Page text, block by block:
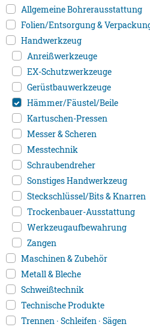
Allgemeine Bohrerausstattung
Folien/Entsorgung &
Handwerkzeug
Anreißwerkzeuge
EX-Schutzwerkzeuge
Gerüstbauwerkzeuge
Hämmer/Fäustel/Beile
Kartuschen-Pressen
Messer & Scheren
Messtechnik
Schraubendreher
Sonstiges Handwerkzeug
Steckschlüssel/Bits & Knarren
Trockenbauer-Ausstattung
Werkzeugaufbewahrung
Zangen
Maschinen & Zubehör
Metall & Bleche
Schweißtechnik
Technische Produkte
Trennen · Schleifen · Sägen